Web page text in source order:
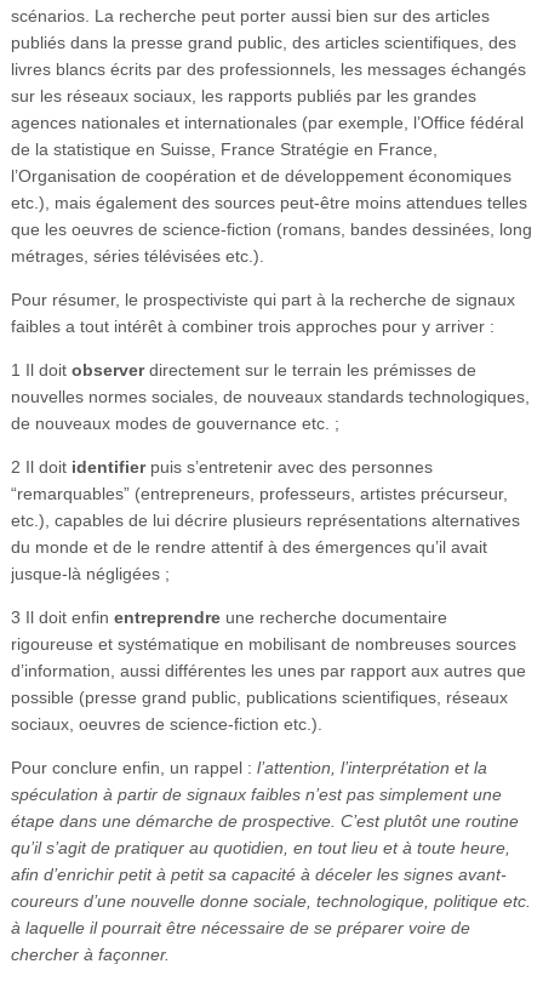
scénarios. La recherche peut porter aussi bien sur des articles
publiés dans la presse grand public, des articles scientifiques, des
livres blancs écrits par des professionnels, les messages échangés
sur les réseaux sociaux, les rapports publiés par les grandes
agences nationales et internationales (par exemple, l’Office fédéral
de la statistique en Suisse, France Stratégie en France,
l’Organisation de coopération et de développement économiques
etc.), mais également des sources peut-être moins attendues telles
que les oeuvres de science-fiction (romans, bandes dessinées, long
métrages, séries télévisées etc.).
Pour résumer, le prospectiviste qui part à la recherche de signaux
faibles a tout intérêt à combiner trois approches pour y arriver :
1 Il doit observerdirectement sur le terrain les prémisses de
nouvelles normes sociales, de nouveaux standards technologiques,
de nouveaux modes de gouvernance etc. ;
2 Il doit identifier puis s’entretenir avec des personnes
“remarquables” (entrepreneurs, professeurs, artistes précurseur,
etc.), capables de lui décrire plusieurs représentations alternatives
du monde et de le rendre attentif à des émergences qu’il avait
jusque-là négligées ;
3 Il doit enfin entreprendre une recherche documentaire
rigoureuse et systématique en mobilisant de nombreuses sources
d’information, aussi différentes les unes par rapport aux autres que
possible (presse grand public, publications scientifiques, réseaux
sociaux, oeuvres de science-fiction etc.).
Pour conclure enfin, un rappel : l’attention, l’interprétation et la
spéculation à partir de signaux faibles n’est pas simplement une
étape dans une démarche de prospective. C’est plutôt une routine
qu’il s’agit de pratiquer au quotidien, en tout lieu et à toute heure,
afin d’enrichir petit à petit sa capacité à déceler les signes avant-
coureurs d’une nouvelle donne sociale, technologique, politique etc.
à laquelle il pourrait être nécessaire de se préparer voire de
chercher à façonner.